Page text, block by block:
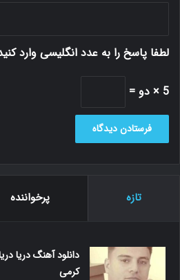
لطفا پاسخ را به عدد انگلیسی وارد
5 × دو =
تازه پرخواننده
دانلود آهنگ دریا
کرمی